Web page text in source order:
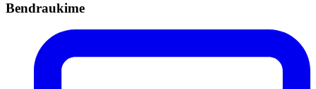
Bendraukime